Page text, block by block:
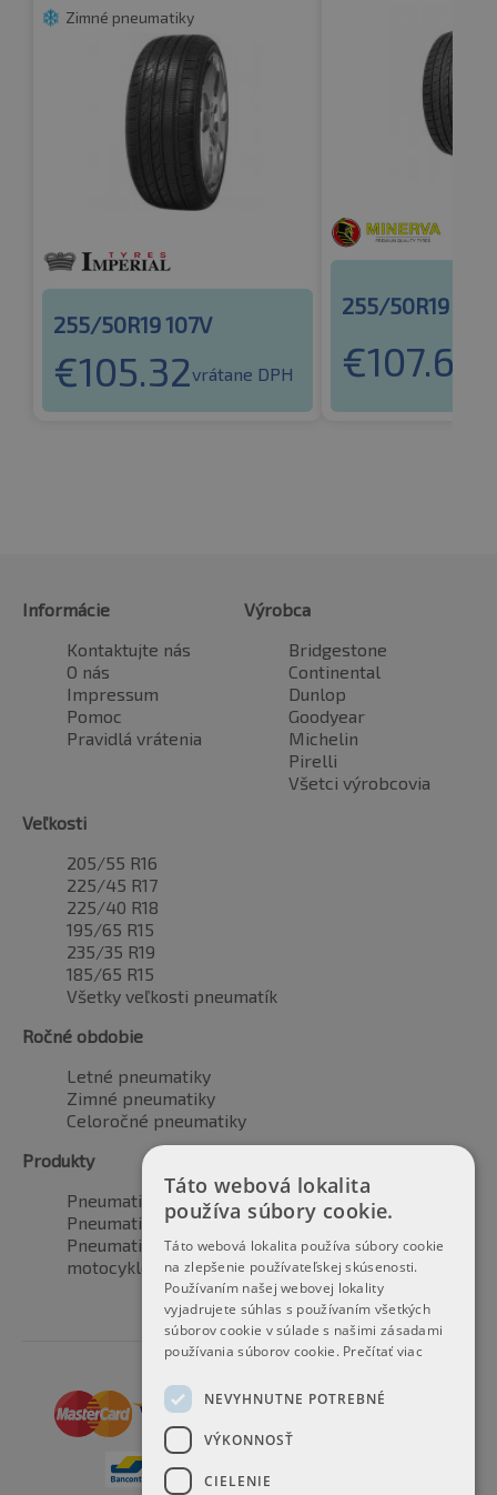
Zimné pneumatiky
255/50R19 107V
€105.32vrátane DPH
255/50R19
€107.63
Informácie
Kontaktujte nás
O nás
Impressum
Pomoc
Pravidlá vrátenia
Výrobca
Bridgestone
Continental
Dunlop
Goodyear
Michelin
Pirelli
Všetci výrobcovia
Veľkosti
205/55 R16
225/45 R17
225/40 R18
195/65 R15
235/35 R19
185/65 R15
Všetky veľkosti pneumatík
Ročné obdobie
Letné pneumatiky
Zimné pneumatiky
Celoročné pneumatiky
Produkty
Pneumatiky pre automobily
Pneumatiky pre SUV / 4x4
Pneumatiky pre dodávku
motocyklové pneumatiky
Táto webová lokalita
používa súbory cookie.
Táto webová lokalita používa súbory cookie
na zlepšenie používateľskej skúsenosti.
Používaním našej webovej lokality
vyjadrujete súhlas s používaním všetkých
súborov cookie v súlade s našimi zásadami
používania súborov cookie. Prečítať viac
NEVYHNUTNE POTREBNÉ
VÝKONNOSŤ
CIELENIE